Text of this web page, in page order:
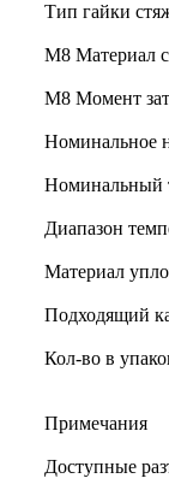
Тип гайки
М8 Материал
M8 Момент
Номинальное
Номинальный
Диапазон
Материал
Подходящий
Кол-во в
Примечания
Доступные